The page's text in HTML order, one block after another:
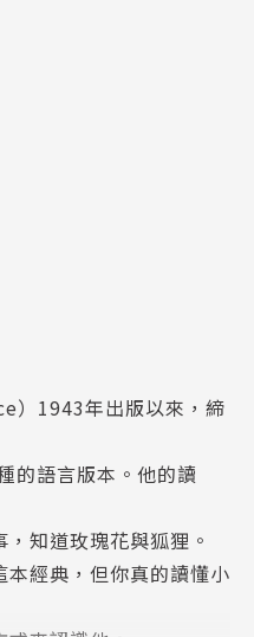
）1943年出版以來，締
的語言版本。他的讀
知道玫瑰花與狐狸。
經典，但你真的讀懂小